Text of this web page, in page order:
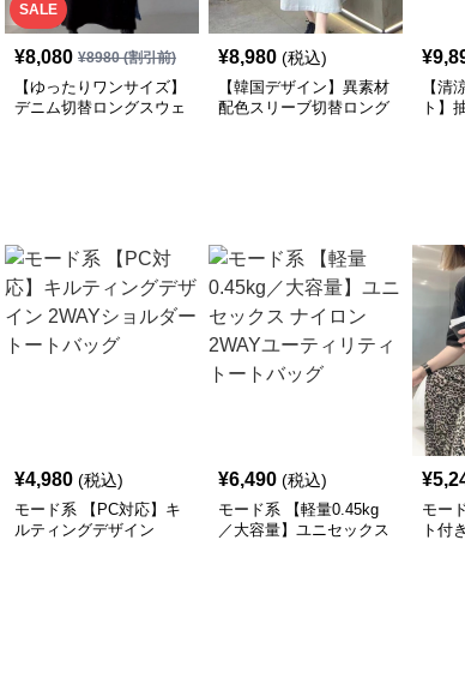
SALE
¥8,080 ¥8980(割引前)
【ゆったりワンサイズ】
デニム切替ロングスウェ
¥8,980 (税込)
【韓国デザイン】異素材
配色スリーブ切替ロング
¥
【清
ト】
¥4,980 (税込)
モード系 【PC対応】キ
ルティングデザイン
¥6,490 (税込)
モード系 【軽量0.45kg
／大容量】ユニセックス
¥
モー
ト付